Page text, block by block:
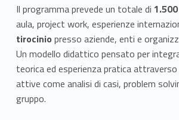
Il programma prevede un totale di
aula, project work, esperienze
tirocinio presso aziende, enti e
Un modello didattico pensato per
teorica ed esperienza pratica
attive come analisi di casi, problem
gruppo.